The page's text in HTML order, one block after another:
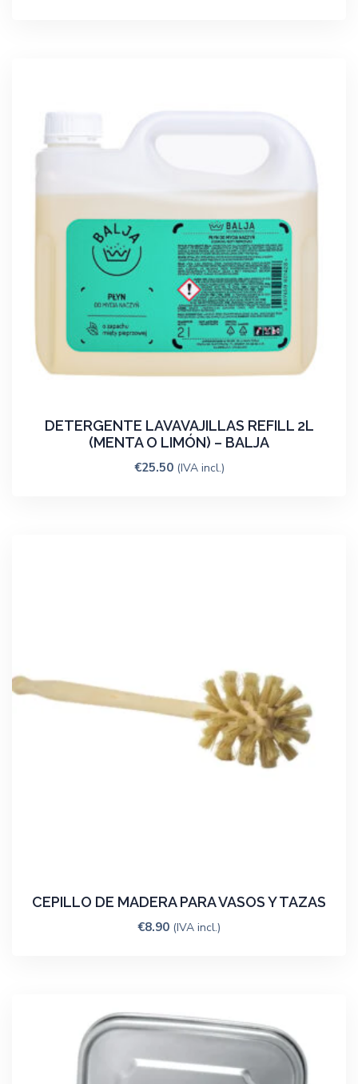
DETERGENTE LAVAVAJILLAS REFILL 2L
(MENTA O LIMÓN) – BALJA
€25.50 (IVA incl.)
CEPILLO DE MADERA PARA VASOS Y TAZAS
€8.90 (IVA incl.)